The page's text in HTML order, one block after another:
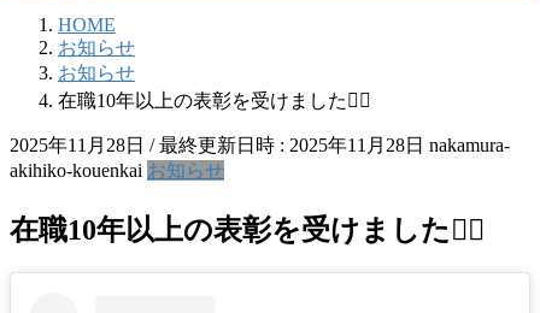
HOME
お知らせ
お知らせ
在職10年以上の表彰を受けました🙇‍♂️
2025年11月28日 / 最終更新日時 : 2025年11月28日 nakamura-
akihiko-kouenkai お知らせ
在職10年以上の表彰を受けました🙇‍♂️